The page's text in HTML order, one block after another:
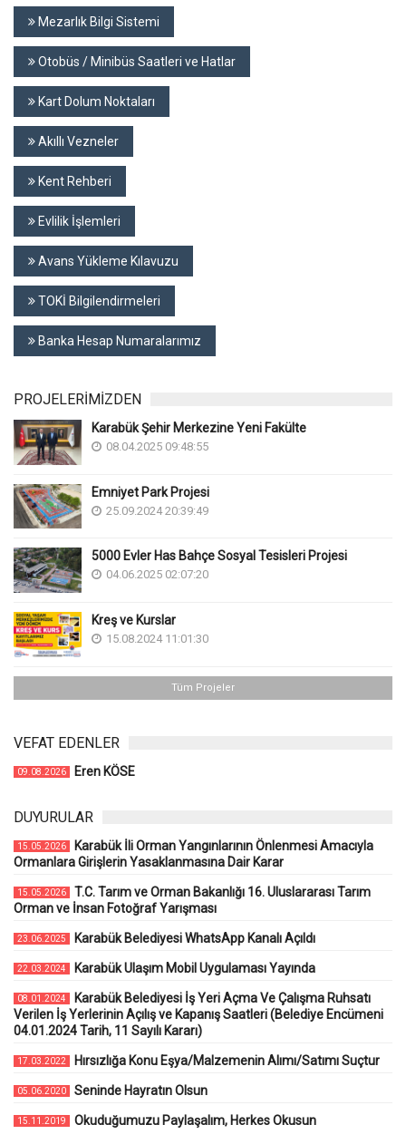
Mezarlık Bilgi Sistemi
Otobüs / Minibüs Saatleri ve Hatlar
Kart Dolum Noktaları
Akıllı Vezneler
Kent Rehberi
Evlilik İşlemleri
Avans Yükleme Kılavuzu
TOKİ Bilgilendirmeleri
Banka Hesap Numaralarımız
PROJELERİMİZDEN
Karabük Şehir Merkezine Yeni Fakülte
08.04.2025 09:48:55
Emniyet Park Projesi
25.09.2024 20:39:49
5000 Evler Has Bahçe Sosyal Tesisleri Projesi
04.06.2025 02:07:20
Kreş ve Kurslar
15.08.2024 11:01:30
Tüm Projeler
VEFAT EDENLER
09.08.2026 Eren KÖSE
DUYURULAR
15.05.2026
Karabük İli Orman Yangınlarının Önlenmesi Amacıyla
Ormanlara Girişlerin Yasaklanmasına Dair Karar
15.05.2026
T.C. Tarım ve Orman Bakanlığı 16. Uluslararası Tarım
Orman ve İnsan Fotoğraf Yarışması
23.06.2025 Karabük Belediyesi WhatsApp Kanalı Açıldı
22.03.2024 Karabük Ulaşım Mobil Uygulaması Yayında
08.01.2024
Karabük Belediyesi İş Yeri Açma Ve Çalışma Ruhsatı
Verilen İş Yerlerinin Açılış ve Kapanış Saatleri (Belediye Encümeni
04.01.2024 Tarih, 11 Sayılı Kararı)
17.03.2022 Hırsızlığa Konu Eşya/Malzemenin Alımı/Satımı Suçtur
05.06.2020 Seninde Hayratın Olsun
15.11.2019 Okuduğumuzu Paylaşalım, Herkes Okusun